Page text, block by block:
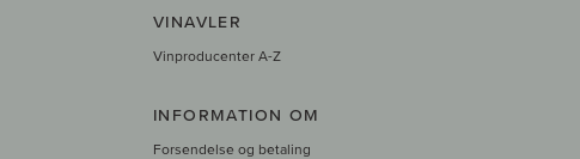
VINAVLER
Vinproducenter A-Z
INFORMATION OM
Forsendelse og betaling